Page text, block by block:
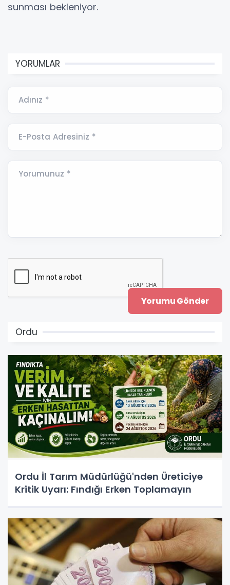
sunması bekleniyor.
YORUMLAR
Adınız *
E-Posta Adresiniz *
Yorumunuz *
Ordu
Ordu İl Tarım Müdürlüğü'nden Üreticiye
Kritik Uyarı: Fındığı Erken Toplamayın